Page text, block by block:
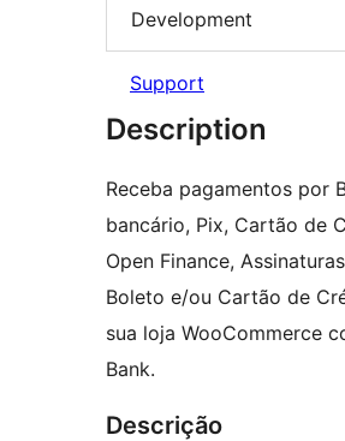
Development
Support
Description
Receba pagamentos por
bancário, Pix, Cartão de
Open Finance,
Boleto e/ou Cartão de
sua loja WooCommerce
Bank.
Descrição